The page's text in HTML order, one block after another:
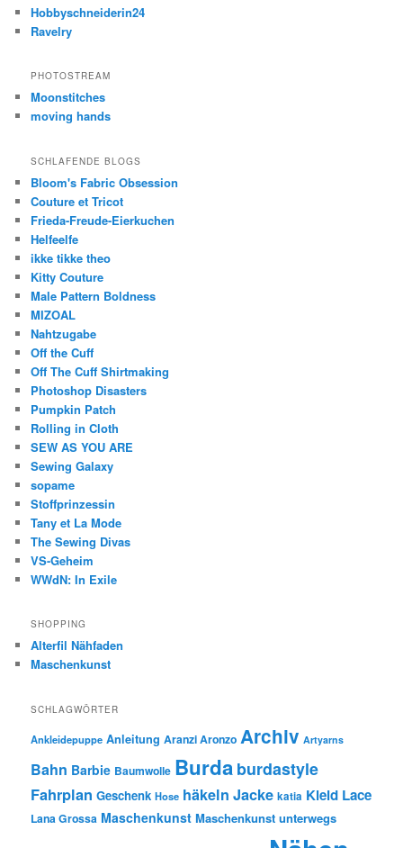
Hobbyschneiderin24
Ravelry
PHOTOSTREAM
Moonstitches
moving hands
SCHLAFENDE BLOGS
Bloom's Fabric Obsession
Couture et Tricot
Frieda-Freude-Eierkuchen
Helfeelfe
ikke tikke theo
Kitty Couture
Male Pattern Boldness
MIZOAL
Nahtzugabe
Off the Cuff
Off The Cuff Shirtmaking
Photoshop Disasters
Pumpkin Patch
Rolling in Cloth
SEW AS YOU ARE
Sewing Galaxy
sopame
Stoffprinzessin
Tany et La Mode
The Sewing Divas
VS-Geheim
WWdN: In Exile
SHOPPING
Alterfil Nähfaden
Maschenkunst
SCHLAGWÖRTER
Ankleidepuppe Anleitung Aranzi Aronzo Archiv Artyarns
Bahn Barbie Baumwolle Burda burdastyle
Fahrplan Geschenk Hose häkeln Jacke katia Kleid Lace
Lana Grossa Maschenkunst Maschenkunst unterwegs